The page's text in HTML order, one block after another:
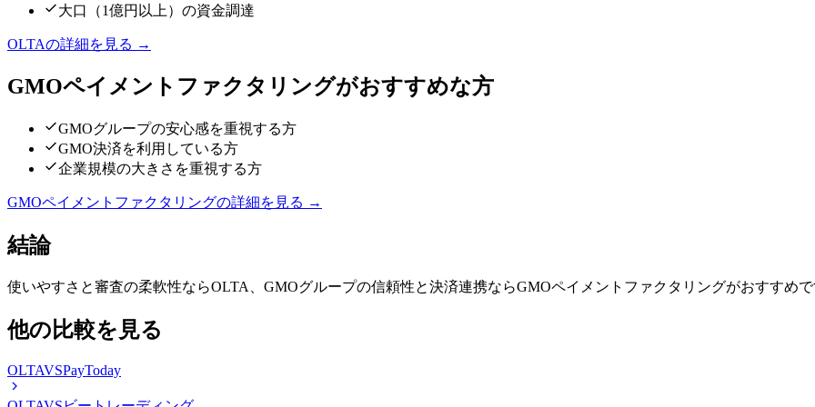
大口（1億円以上）の資金調達
OLTAの詳細を見る →
GMOペイメントファクタリングがおすすめな方
GMOグループの安心感を重視する方
GMO決済を利用している方
企業規模の大きさを重視する方
GMOペイメントファクタリングの詳細を見る →
結論
使いやすさと審査の柔軟性ならOLTA、GMOグループの信頼性と決済連携ならGMOペイメントファクタリングがおすすめ
他の比較を見る
OLTAVSPayToday